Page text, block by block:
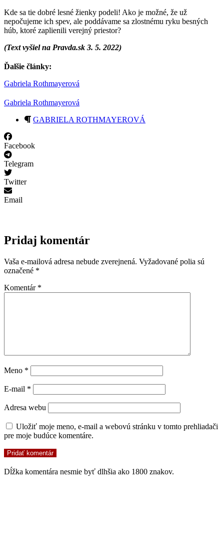
Kde sa tie dobré lesné žienky podeli! Ako je možné, že už
nepočujeme ich spev, ale poddávame sa zlostnému ryku besných
húb, ktoré zaplienili verejný priestor?
(Text vyšiel na Pravda.sk 3. 5. 2022)
Ďalšie články:
Gabriela Rothmayerová
Gabriela Rothmayerová
GABRIELA ROTHMAYEROVÁ
Facebook
Telegram
Twitter
Email
Pridaj komentár
Vaša e-mailová adresa nebude zverejnená. Vyžadované polia sú
označené *
Komentár *
Meno *
E-mail *
Adresa webu
Uložiť moje meno, e-mail a webovú stránku v tomto prehliadači
pre moje budúce komentáre.
Dĺžka komentára nesmie byť dlhšia ako 1800 znakov.